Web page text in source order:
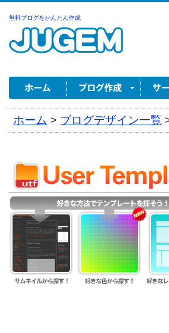
無料ブログをかんたん作成
ホーム > ブログデザイン一覧